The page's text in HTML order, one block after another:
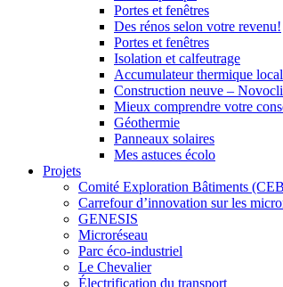
Portes et fenêtres
Des rénos selon votre revenu!
Portes et fenêtres
Isolation et calfeutrage
Accumulateur thermique local
Construction neuve –
Mieux comprendre votre
Géothermie
Panneaux solaires
Mes astuces écolo
Projets
Comité Exploration Bâtiments
Carrefour d’innovation sur les
GENESIS
Microréseau
Parc éco-industriel
Le Chevalier
Électrification du transport